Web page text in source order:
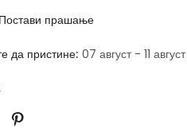
Постави прашање
да пристине: 07 август - 11 август